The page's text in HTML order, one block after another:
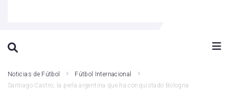
Noticias de Fútbol
Fútbol Internacional
Santiago Castro, la perla argentina que ha conquistado Bologna